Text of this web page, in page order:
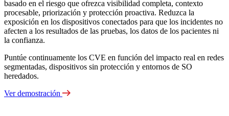
basado en el riesgo que ofrezca visibilidad completa, contexto
procesable, priorización y protección proactiva. Reduzca la
exposición en los dispositivos conectados para que los incidentes no
afecten a los resultados de las pruebas, los datos de los pacientes ni
la confianza.
Puntúe continuamente los CVE en función del impacto real en redes
segmentadas, dispositivos sin protección y entornos de SO
heredados.
Ver demostración